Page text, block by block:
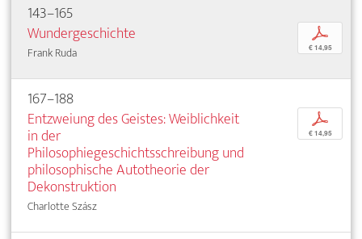
143–165
Wundergeschichte
Frank Ruda
p
€ 14,95
167–188
Entzweiung des Geistes: Weiblichkeit
in der
Philosophiegeschichtsschreibung und
philosophische Autotheorie der
Dekonstruktion
Charlotte Szász
p
€ 14,95